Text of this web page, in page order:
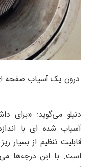
دنیلو می‌گوید: «برای
آسیاب شده ای با
قابلیت تنظیم از بسیار
است. با این درجه‌ها